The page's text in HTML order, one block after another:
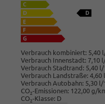
Verbrauch kombiniert: 5,40
Verbrauch Innenstadt: 7,10
Verbrauch Stadtrand: 5,40
Verbrauch Landstraße: 4,60
Verbrauch Autobahn: 5,30 l/
CO2-Emissionen: 122,00 g/
CO2-Klasse: D